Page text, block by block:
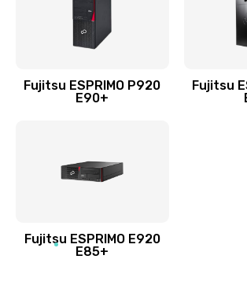
Fujitsu ESPRIMO P920
E90+
Fujitsu
Fujitsu ESPRIMO E920
E85+